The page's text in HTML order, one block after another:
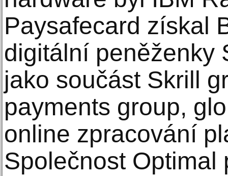
Paysafecard získal
digitální peněženky
jako součást Skrill
payments group,
online zpracování
Společnost Optimal